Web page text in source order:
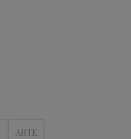
ARTE